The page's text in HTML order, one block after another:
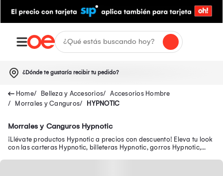
¿Dónde te gustaría recibir tu pedido?
Belleza y Accesorios
Accesorios Hombre
Morrales y Canguros
HYPNOTIC
Morrales y Canguros Hypnotic
¡Llévate productos Hypnotic a precios con descuento! Eleva tu look
con las carteras Hypnotic, billeteras Hypnotic, gorros Hypnotic,